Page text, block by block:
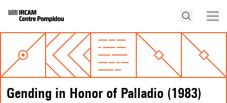
Gending in Honor of Palladio (1983)